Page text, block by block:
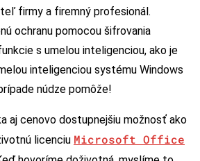
firmy a firemný profesionál.
ochranu pomocou šifrovania
s umelou inteligenciou, ako je
inteligenciou systému Windows
núdze pomôže!
aj cenovo dostupnejšiu možnosť ako
licenciu Microsoft Office